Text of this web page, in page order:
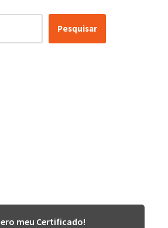
Pesquisar
meu Certificado!